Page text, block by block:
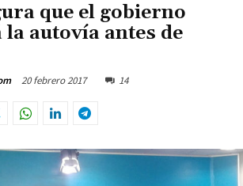
que el gobierno
autovía antes de
20 febrero 2017 14